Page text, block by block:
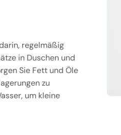
regelmäßig
in Duschen und
Sie Fett und Öle
zu
um kleine